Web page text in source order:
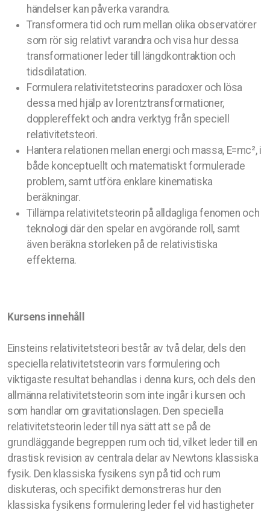
händelser kan påverka varandra.
Transformera tid och rum mellan olika observatörer
som rör sig relativt varandra och visa hur dessa
transformationer leder till längdkontraktion och
tidsdilatation.
Formulera relativitetsteorins paradoxer och lösa
dessa med hjälp av lorentztransformationer,
dopplereffekt och andra verktyg från speciell
relativitetsteori.
Hantera relationen mellan energi och massa, E=mc², i
både konceptuellt och matematiskt formulerade
problem, samt utföra enklare kinematiska
beräkningar.
Tillämpa relativitetsteorin på alldagliga fenomen och
teknologi där den spelar en avgörande roll, samt
även beräkna storleken på de relativistiska
effekterna.
Kursens innehåll
Einsteins relativitetsteori består av två delar, dels den
speciella relativitetsteorin vars formulering och
viktigaste resultat behandlas i denna kurs, och dels den
allmänna relativitetsteorin som inte ingår i kursen och
som handlar om gravitationslagen. Den speciella
relativitetsteorin leder till nya sätt att se på de
grundläggande begreppen rum och tid, vilket leder till en
drastisk revision av centrala delar av Newtons klassiska
fysik. Den klassiska fysikens syn på tid och rum
diskuteras, och specifikt demonstreras hur den
klassiska fysikens formulering leder fel vid hastigheter